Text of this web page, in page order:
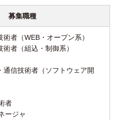
募集職種
者（WEB・オープン系）
者（組込・制御系）
通信技術者（ソフトウェア開
者
ージャ